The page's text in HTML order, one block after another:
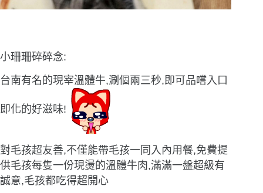
小珊珊碎碎念:
台南有名的現宰溫體牛,涮個兩三秒,即可品嚐入口
即化的好滋味!
對毛孩超友善,不僅能帶毛孩一同入內用餐,免費提
供毛孩每隻一份現燙的溫體牛肉,滿滿一盤超級有
誠意,毛孩都吃得超開心